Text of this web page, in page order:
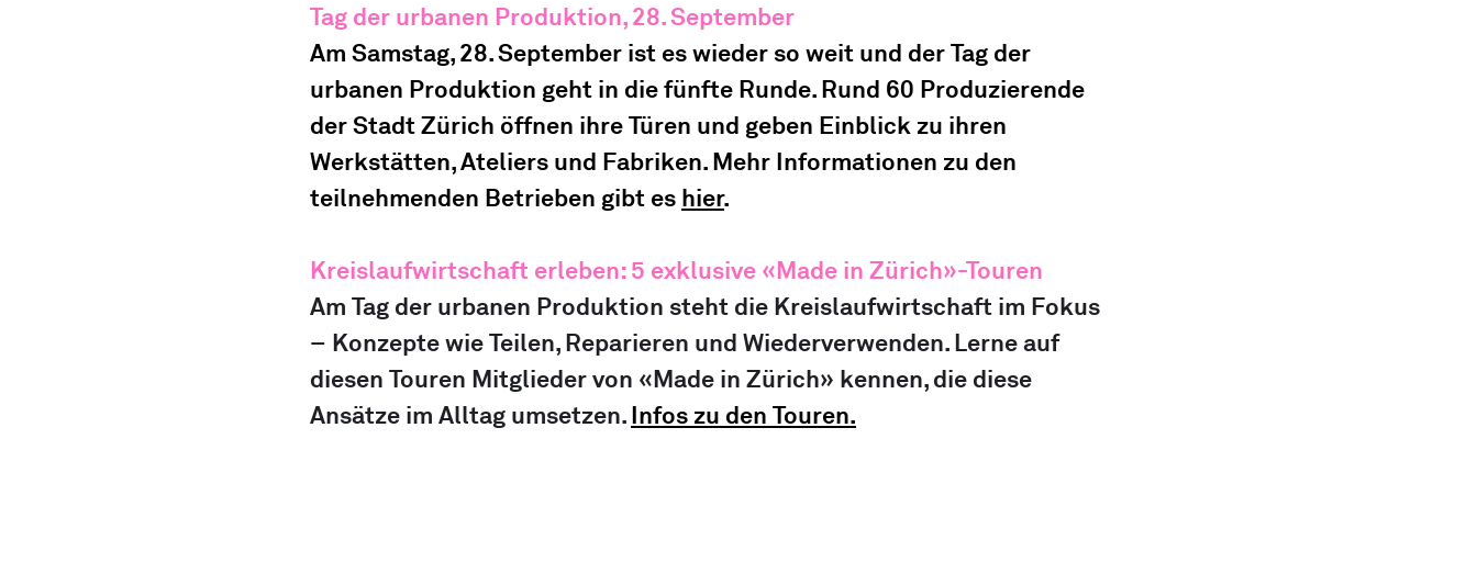
Tag der urbanen Produktion, 28. September
Am Samstag, 28. September ist es wieder so weit und der Tag der
urbanen Produktion geht in die fünfte Runde. Rund 60 Produzierende
der Stadt Zürich öffnen ihre Türen und geben Einblick zu ihren
Werkstätten, Ateliers und Fabriken.Mehr Informationen zu den
teilnehmenden Betrieben gibt es hier.
Kreislaufwirtschaft erleben: 5 exklusive «Made in Zürich»-Touren
Am Tag der urbanen Produktion steht die Kreislaufwirtschaft im Fokus
– Konzepte wie Teilen, Reparieren und Wiederverwenden. Lerne auf
diesen Touren Mitglieder von «Made in Zürich» kennen, die diese
Ansätze im Alltag umsetzen. Infos zu den Touren.